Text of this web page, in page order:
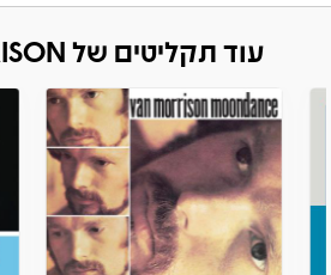
עוד תקליטים של VAN MORRISON